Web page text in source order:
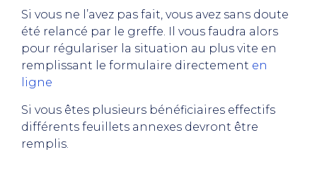
Si vous ne l’avez pas fait, vous avez sans doute
été relancé par le greffe. Il vous faudra alors
pour régulariser la situation au plus vite en
remplissant le formulaire directement en
ligne
Si vous êtes plusieurs bénéficiaires effectifs
différents feuillets annexes devront être
remplis.